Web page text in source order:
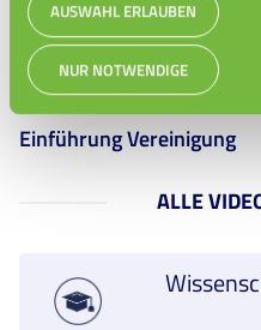
AUSWAHL ERLAUBEN
NUR NOTWENDIGE
Einführung Vereinigung
ALLE